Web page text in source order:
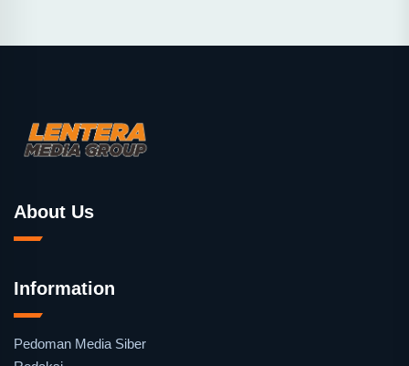
About Us
Information
Pedoman Media Siber